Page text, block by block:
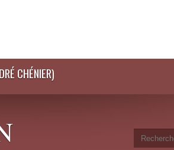
CHÉNIER)